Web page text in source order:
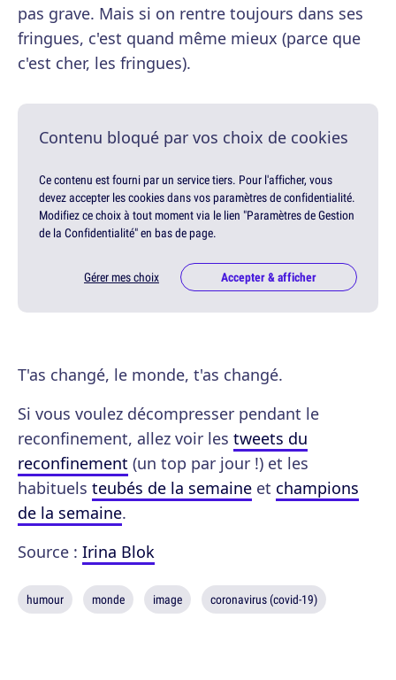
pas grave. Mais si on rentre toujours dans ses
fringues, c'est quand même mieux (parce que
c'est cher, les fringues).
Contenu bloqué par vos choix de cookies
Ce contenu est fourni par un service tiers. Pour l'afficher, vous
devez accepter les cookies dans vos paramètres de confidentialité.
Modifiez ce choix à tout moment via le lien "Paramètres de Gestion
de la Confidentialité" en bas de page.
Gérer mes choix Accepter & afficher
T'as changé, le monde, t'as changé.
Si vous voulez décompresser pendant le
reconfinement, allez voir les tweets du
reconfinement (un top par jour !) et les
habituels teubés de la semaine et champions
de la semaine.
Source : Irina Blok
humour monde image coronavirus (covid-19)